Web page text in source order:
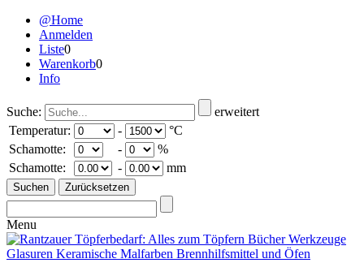
@Home
Anmelden
Liste0
Warenkorb0
Info
Suche:
erweitert
Temperatur:
-
°C
Schamotte:
-
%
Schamotte:
- mm
Menu